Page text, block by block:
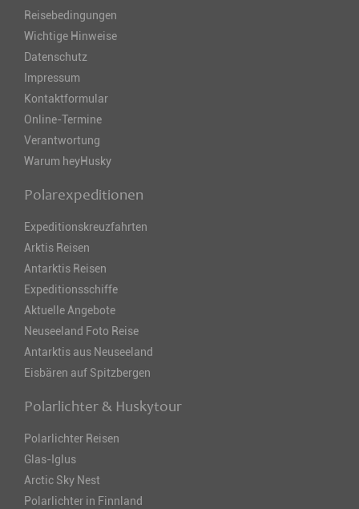
Reisebedingungen
Wichtige Hinweise
Datenschutz
Impressum
Kontaktformular
Online-Termine
Verantwortung
Warum heyHusky
Polarexpeditionen
Expeditionskreuzfahrten
Arktis Reisen
Antarktis Reisen
Expeditionsschiffe
Aktuelle Angebote
Neuseeland Foto Reise
Antarktis aus Neuseeland
Eisbären auf Spitzbergen
Polarlichter & Huskytour
Polarlichter Reisen
Glas-Iglus
Arctic Sky Nest
Polarlichter in Finnland